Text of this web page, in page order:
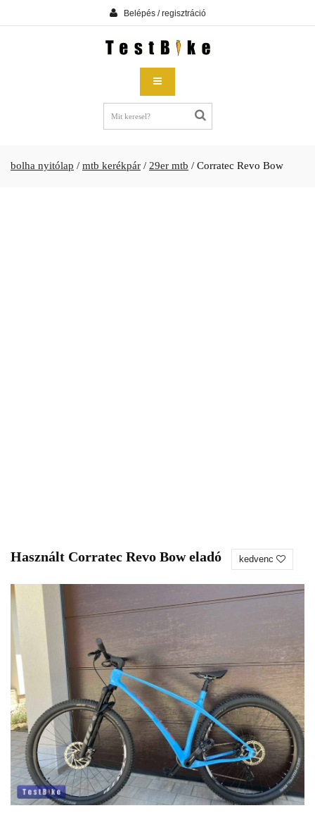
Belépés / regisztráció
bolha nyitólap / mtb kerékpár / 29er mtb / Corratec Revo Bow
Használt Corratec Revo Bow eladó kedvenc